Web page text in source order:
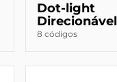
Dot-light
Direcionável
8 códigos